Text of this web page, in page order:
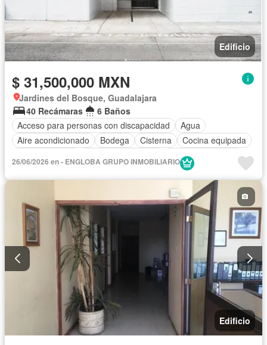
Edificio
$ 31,500,000 MXN
Jardines del Bosque, Guadalajara
40 Recámaras
6 Baños
Acceso para personas con discapacidad
Agua
Aire acondicionado
Bodega Cisterna
Cocina equipada
Cuarto de servicio
Gas natural
Televisión por cable
Terraza
Wifi
26/06/2026 en - ENGLOBA GRUPO INMOBILIARIO
Edificio